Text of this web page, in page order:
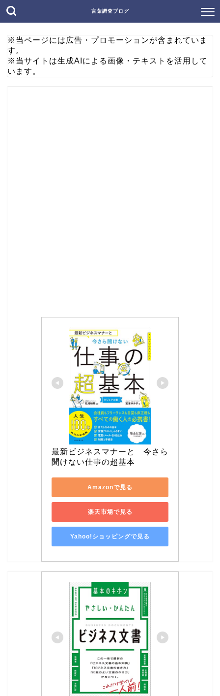
言葉調査ブログ
※当ページには広告・プロモーションが含まれていま
す。
※当サイトは生成AIによる画像・テキストを活用して
います。
最新ビジネスマナーと　今さら
聞けない仕事の超基本
Amazonで見る
楽天市場で見る
Yahoo!ショッピングで見る